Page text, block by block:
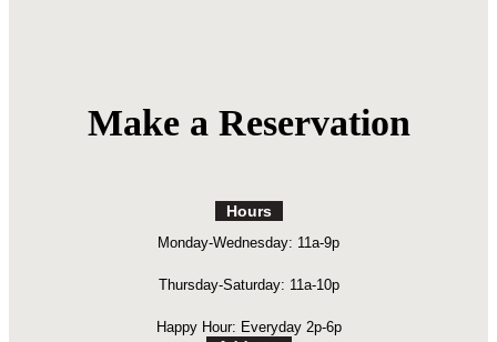
Make a Reservation
Hours
Monday-Wednesday: 11a-9p
Thursday-Saturday: 11a-10p
Happy Hour: Everyday 2p-6p